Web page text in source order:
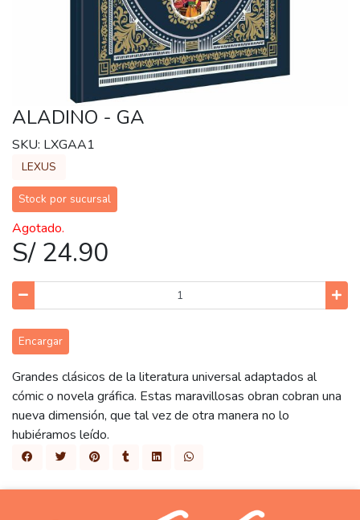
ALADINO - GA
SKU: LXGAA1
LEXUS
Stock por sucursal
Agotado.
S/ 24.90
Encargar
Grandes clásicos de la literatura universal adaptados al
cómic o novela gráfica. Estas maravillosas obran cobran una
nueva dimensión, que tal vez de otra manera no lo
hubiéramos leído.